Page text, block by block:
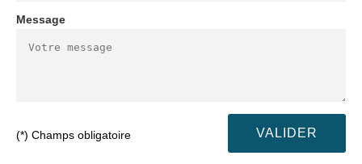
Message
(*) Champs obligatoire